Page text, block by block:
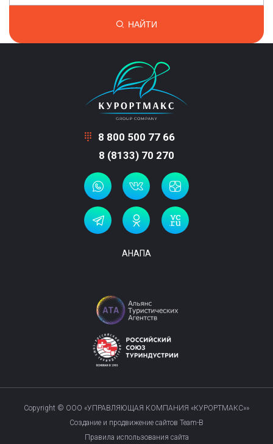
НАЙТИ
8 800 500 77 66
8 (8133) 70 270
АНАПА
Copyright © ООО «УПРАВЛЯЮЩАЯ КОМПАНИЯ «КУРОРТМАКС»»
Создание и продвижение сайтов Team-B
Правила использования сайта